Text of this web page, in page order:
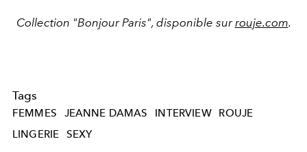
Collection "Bonjour Paris", disponible surrouje.com.
Tags
FEMMES JEANNE DAMAS INTERVIEW
ROUJE
LINGERIE
SEXY